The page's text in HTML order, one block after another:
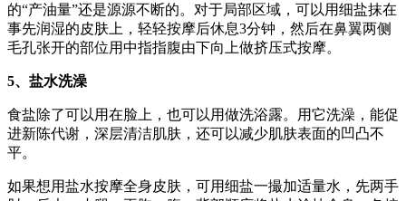
的“产油量”还是源源不断的。对于局部区域，可以用细盐抹在
事先润湿的皮肤上，轻轻按摩后休息3分钟，然后在鼻翼两侧
毛孔张开的部位用中指指腹由下向上做挤压式按摩。
5、盐水洗澡
食盐除了可以用在脸上，也可以用做洗浴露。用它洗澡，能促
进新陈代谢，深层清洁肌肤，还可以减少肌肤表面的凹凸不
平。
如果想用盐水按摩全身皮肤，可用细盐一撮加适量水，先两手